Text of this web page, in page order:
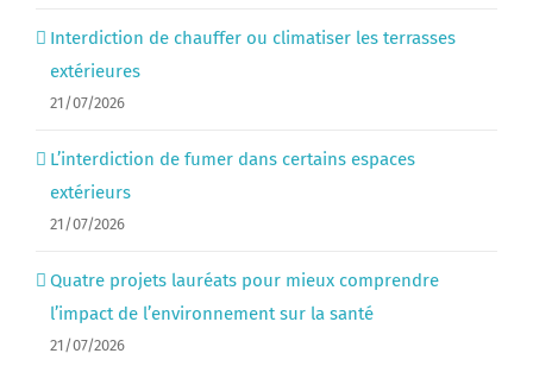
Interdiction de chauffer ou climatiser les terrasses
extérieures
21/07/2026
L’interdiction de fumer dans certains espaces
extérieurs
21/07/2026
Quatre projets lauréats pour mieux comprendre
l’impact de l’environnement sur la santé
21/07/2026